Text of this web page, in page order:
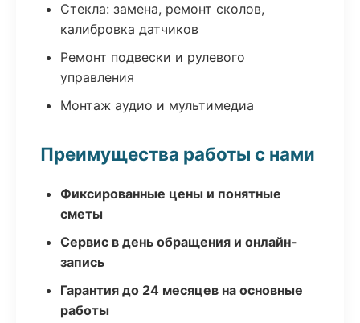
Стекла: замена, ремонт сколов,
калибровка датчиков
Ремонт подвески и рулевого
управления
Монтаж аудио и мультимедиа
Преимущества работы с нами
Фиксированные цены и понятные
сметы
Сервис в день обращения и онлайн-
запись
Гарантия до 24 месяцев на основные
работы